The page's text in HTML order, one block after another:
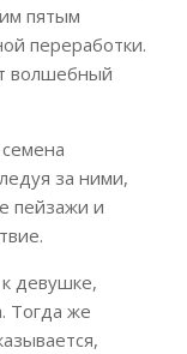
пятым
переработки.
волшебный
за ними,
пейзажи и
девушке,
Тогда же